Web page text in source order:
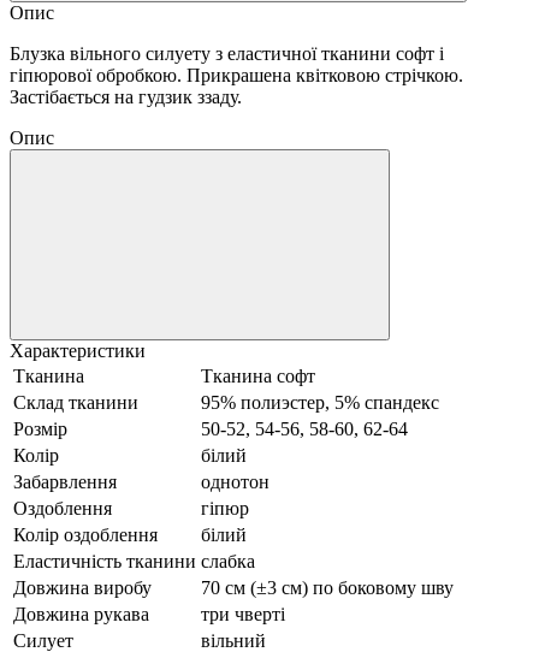
Опис
Блузка вільного силуету з еластичної тканини софт і
гіпюрової обробкою. Прикрашена квітковою стрічкою.
Застібається на гудзик ззаду.
Опис
Характеристики
Тканина
Тканина софт
Склад тканини
95% полиэстер, 5% спандекс
Розмір
50-52, 54-56, 58-60, 62-64
Колір
білий
Забарвлення
однотон
Оздоблення
гіпюр
Колір оздоблення
білий
Еластичність тканини слабка
Довжина виробу
70 см (±3 см) по боковому шву
Довжина рукава
три чверті
Силует
вільний